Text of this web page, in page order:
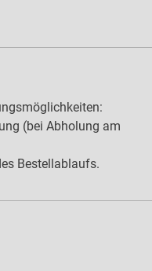
(bei Abholung am
Bestellablaufs.